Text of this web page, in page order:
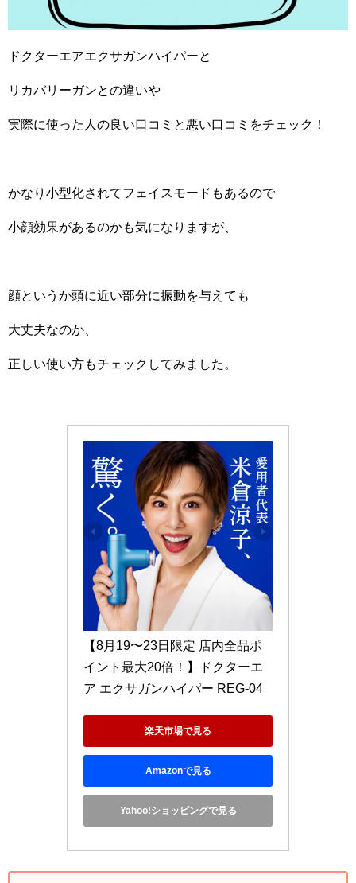
ドクターエアエクサガンハイパーと
リカバリーガンとの違いや
実際に使った人の良い口コミと悪い口コミをチェック！
かなり小型化されてフェイスモードもあるので
小顔効果があるのかも気になりますが、
顔というか頭に近い部分に振動を与えても
大丈夫なのか、
正しい使い方もチェックしてみました。
【8月19〜23日限定 店内全品ポ
イント最大20倍！】ドクターエ
ア エクサガンハイパー REG-04
楽天市場で見る
Amazonで見る
Yahoo!ショッピングで見る